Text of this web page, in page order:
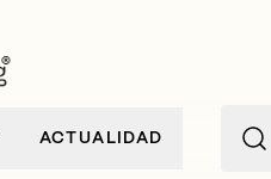
ACTUALIDAD